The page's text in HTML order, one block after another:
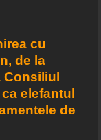
cu
de la
Consiliul
elefantul
de